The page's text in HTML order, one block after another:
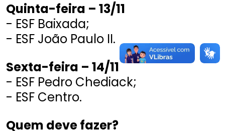
Quinta-feira – 13/11
- ESF Baixada;
- ESF João Paulo II.
Sexta-feira – 14/11
- ESF Pedro Chediack;
- ESF Centro.
Quem deve fazer?